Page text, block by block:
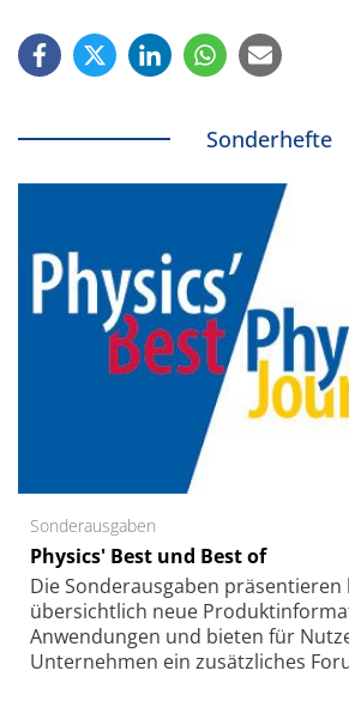
Sonderhefte
Sonderausgaben
Physics' Best und Best of
Die Sonder­ausgaben
übersichtlich neue
Anwendungen und bieten für
Unternehmen ein zusätzliches